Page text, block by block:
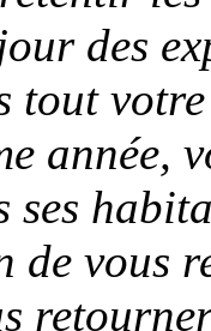
des
tout
année,
ses
de vous